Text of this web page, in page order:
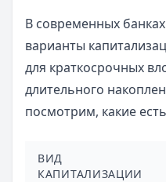
В современных
варианты
для краткосрочных
длительного
посмотрим, какие
ВИД
КАПИТАЛИЗАЦИИ